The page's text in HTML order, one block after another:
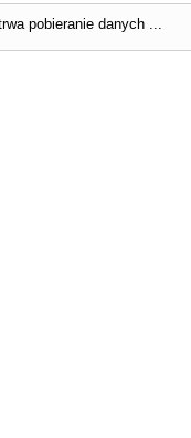
pobieranie danych ...